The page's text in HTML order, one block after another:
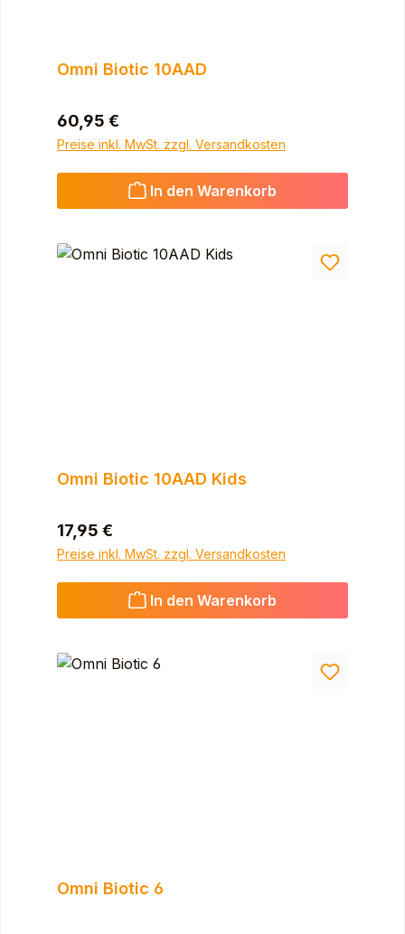
Omni Biotic 10AAD
Regulärer Preis:
60,95 €
Preise inkl. MwSt. zzgl. Versandkosten
In den Warenkorb
Omni Biotic 10AAD Kids
Regulärer Preis:
17,95 €
Preise inkl. MwSt. zzgl. Versandkosten
In den Warenkorb
Omni Biotic 6